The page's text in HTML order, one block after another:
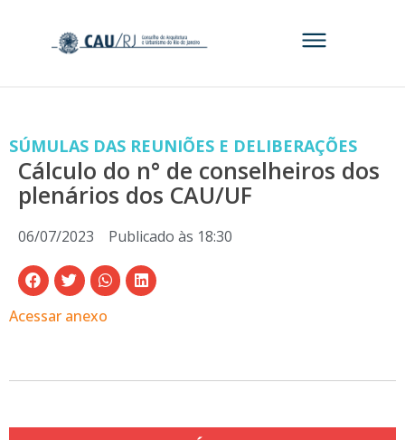
SÚMULAS DAS REUNIÕES E DELIBERAÇÕES
Cálculo do n° de conselheiros dos
plenários dos CAU/UF
06/07/2023 Publicado às 18:30
Acessar anexo